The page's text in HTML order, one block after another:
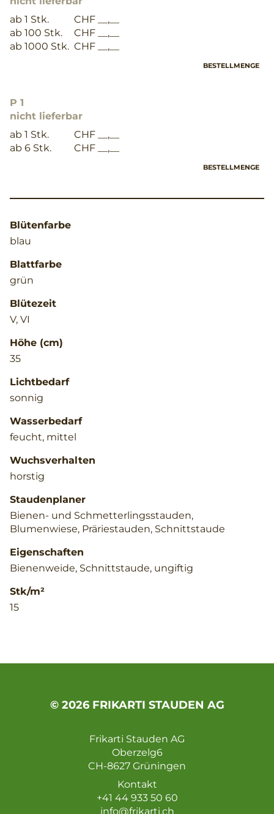
ab 1 Stk.
CHF __,__
ab 100 Stk.
CHF __,__
ab 1000 Stk. CHF __,__
BESTELLMENGE
P 1
nicht lieferbar
ab 1 Stk.
CHF __,__
ab 6 Stk.
CHF __,__
BESTELLMENGE
Blütenfarbe
blau
Blattfarbe
grün
Blütezeit
V, VI
Höhe (cm)
35
Lichtbedarf
sonnig
Wasserbedarf
feucht, mittel
Wuchsverhalten
horstig
Staudenplaner
Bienen- und Schmetterlingsstauden,
Blumenwiese, Präriestauden, Schnittstaude
Eigenschaften
Bienenweide, Schnittstaude, ungiftig
Stk/m²
15
© 2026 FRIKARTI STAUDEN AG
Frikarti Stauden AG
Oberzelg6
CH-8627 Grüningen
Kontakt
+41 44 933 50 60
info@frikarti.ch